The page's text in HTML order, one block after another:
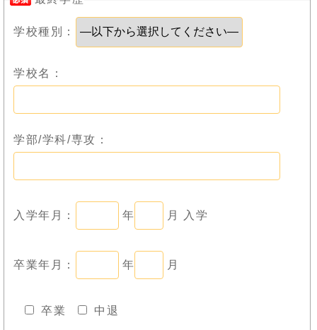
学校種別：
学校名：
学部/学科/専攻：
入学年月： 年 月 入学
卒業年月： 年 月
卒業 中退